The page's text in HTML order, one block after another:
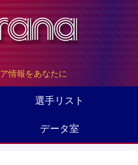
情報をあなたに
選手リスト
データ室